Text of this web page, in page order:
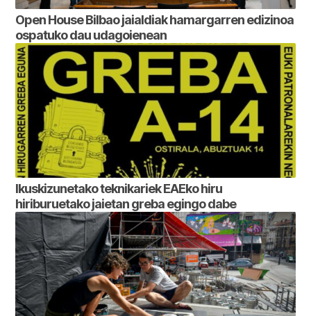
Open House Bilbao jaialdiak hamargarren edizinoa
ospatuko dau udagoienean
Ikuskizunetako teknikariek EAEko hiru
hiriburuetako jaietan greba egingo dabe